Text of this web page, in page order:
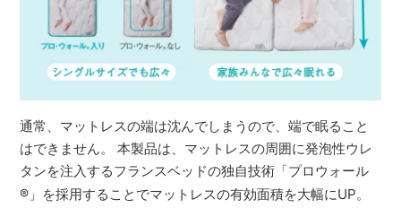
通常、マットレスの端は沈んでしまうので、端で眠ること
はできません。 本製品は、マットレスの周囲に発泡性ウレ
タンを注入するフランスベッドの独自技術「プロウォール
® 」を採用することでマットレスの有効面積を大幅にUP。